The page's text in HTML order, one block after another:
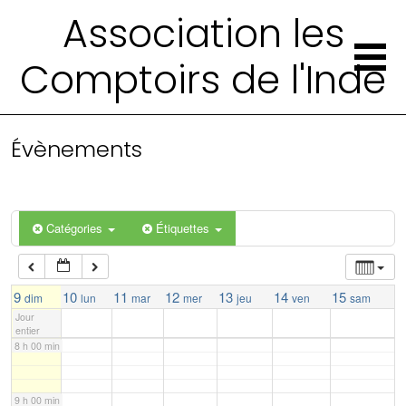
Association les
Comptoirs de l'Inde
Évènements
Catégories Étiquettes
9 dim 10 lun 11 mar 12 mer 13 jeu 14 ven 15 sam
Jour
entier
3 h 00 min
6 h 00 min
7 h 00 min
8 h 00 min
9 h 00 min